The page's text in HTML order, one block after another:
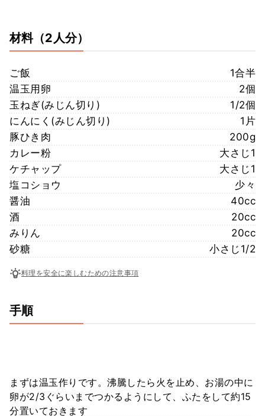
材料（2人分）
ご飯
1合半
温玉用卵
2個
玉ねぎ(みじん切り)
1/2個
にんにく(みじん切り)
1片
豚ひき肉
200g
カレー粉
大さじ1
ケチャップ
大さじ1
塩コショウ
少々
醤油
40cc
酒
20cc
みりん
20cc
砂糖
小さじ1/2
料理を安全に楽しむための注意事項
手順
まずは温玉作りです。沸騰したら火を止め、お湯の中に
卵が2/3ぐらいまでつかるようにして、ふたをして約15
分置いておきます